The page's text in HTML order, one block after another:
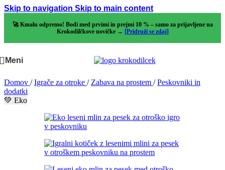
Skip to navigation Skip to main content
🚀 Kmalu odpremo! Bodi med prvimi in prejmi 10 % – samo za prijavljene na
Krokodilčkove novičke → [Pridruži se zdaj]
Meni
Domov / Igrače za otroke / Zabava na prostem / Peskovniki in
dodatki
💚 Eko